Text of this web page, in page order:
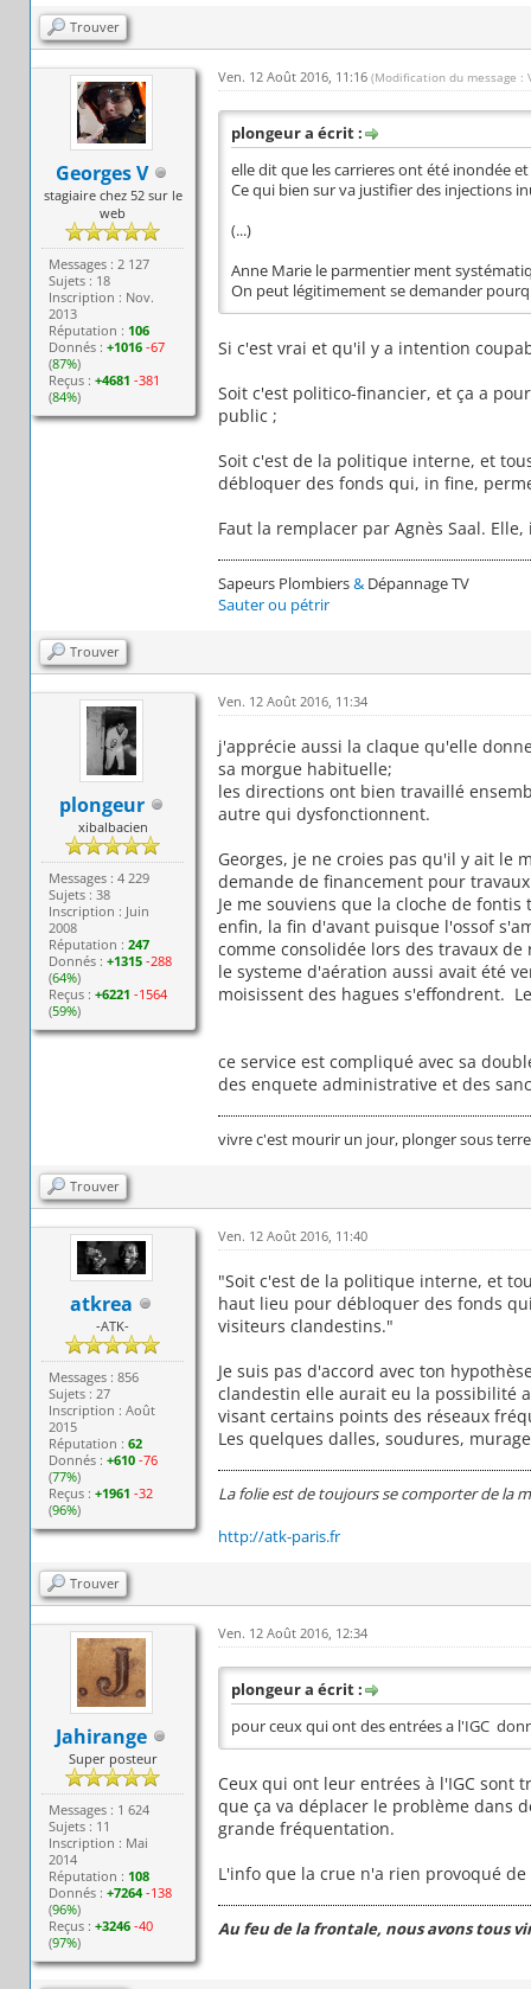
Trouver
Georges V
stagiaire chez 52 sur le
web
Messages : 2 127
Sujets : 18
Inscription : Nov.
2013
Réputation : 106
Donnés :+1016 -67
(87%)
Reçus :+4681 -381
(84%)
Ven. 12 Août 2016, 11:16 (Modification du message :
plongeur a écrit :
elle dit que les carrieres ont été inondée
Ce qui bien sur va justifier des injections
(...)
Anne Marie le parmentier ment
On peut légitimement se demander
Si c'est vrai et qu'il y a intention
Soit c'est politico-financier, et ça a
public ;
Soit c'est de la politique interne, et
débloquer des fonds qui, in fine,
Faut la remplacer par Agnès Saal.
Sapeurs Plombiers&Dépannage TV
Sauter ou pétrir
Trouver
plongeur
xibalbacien
Messages : 4 229
Sujets : 38
Inscription : Juin
2008
Réputation :247
Donnés :+1315 -288
(64%)
Reçus :+6221 -1564
(59%)
Ven. 12 Août 2016, 11:34
j'apprécie aussi la claque qu'elle
sa morgue habituelle;
les directions ont bien travaillé
autre qui dysfonctionnent.
Georges, je ne croies pas qu'il y ait le
demande de financement pour
Je me souviens que la cloche de
enfin, la fin d'avant puisque l'ossof
comme consolidée lors des travaux
le systeme d'aération aussi avait été
moisissent des hagues s'effondrent.
ce service est compliqué avec sa
des enquete administrative et des
vivre c'est mourir un jour, plonger sous
Trouver
atkrea
-ATK-
Messages : 856
Sujets : 27
Inscription : Août
2015
Réputation :62
Donnés :+610 -76
(77%)
Reçus :+1961 -32
(96%)
Ven. 12 Août 2016, 11:40
"Soit c'est de la politique interne, et
haut lieu pour débloquer des fonds
visiteurs clandestins."
Je suis pas d'accord avec ton
clandestin elle aurait eu la possibilité
visant certains points des réseaux
Les quelques dalles, soudures,
La folie est de toujours se comporter de la
http://atk-paris.fr
Trouver
Jahirange
Super posteur
Messages : 1 624
Sujets : 11
Inscription : Mai
2014
Réputation : 108
Donnés :+7264 -138
(96%)
Reçus :+3246 -40
(97%)
Ven. 12 Août 2016, 12:34
plongeur a écrit :
pour ceux qui ont des entrées a l'IGC
Ceux qui ont leur entrées à l'IGC sont
que ça va déplacer le problème dans
grande fréquentation.
L'info que la crue n'a rien provoqué
Au feu de la frontale, nous avons tous